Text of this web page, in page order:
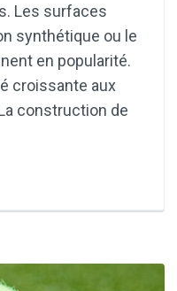
Les surfaces
synthétique ou le
en popularité.
croissante aux
construction de